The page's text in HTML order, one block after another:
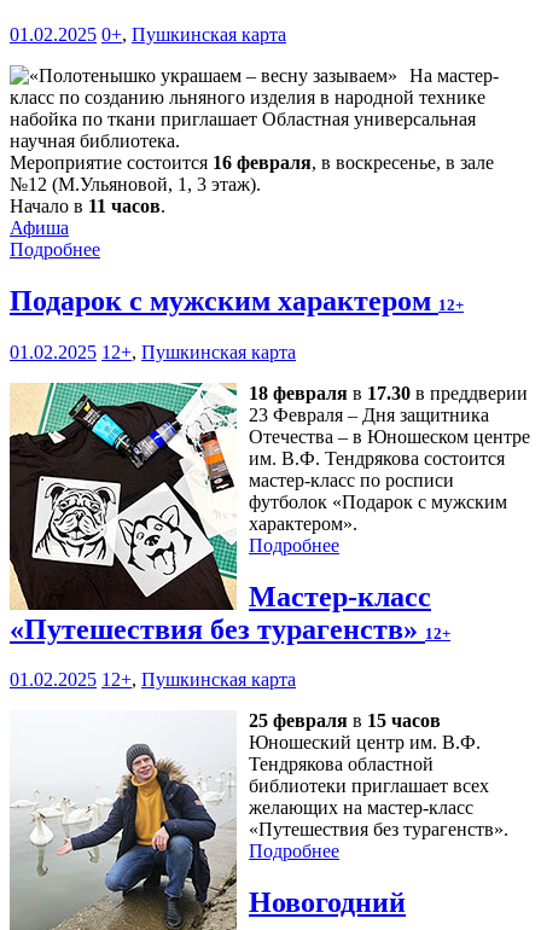
01.02.2025 0+, Пушкинская карта
На мастер-
класс по созданию льняного изделия в народной технике
набойка по ткани приглашает Областная универсальная
научная библиотека.
Мероприятие состоится 16 февраля, в воскресенье, в зале
№12 (М.Ульяновой, 1, 3 этаж).
Начало в 11 часов.
Афиша
Подробнее
Подарок с мужским характером 12+
01.02.2025 12+, Пушкинская карта
18 февраля в 17.30 в преддверии
23 Февраля – Дня защитника
Отечества – в Юношеском центре
им. В.Ф. Тендрякова состоится
мастер-класс по росписи
футболок «Подарок с мужским
характером».
Подробнее
Мастер-класс
«Путешествия без турагенств» 12+
01.02.2025 12+, Пушкинская карта
25 февраля в 15 часов
Юношеский центр им. В.Ф.
Тендрякова областной
библиотеки приглашает всех
желающих на мастер-класс
«Путешествия без турагенств».
Подробнее
Новогодний